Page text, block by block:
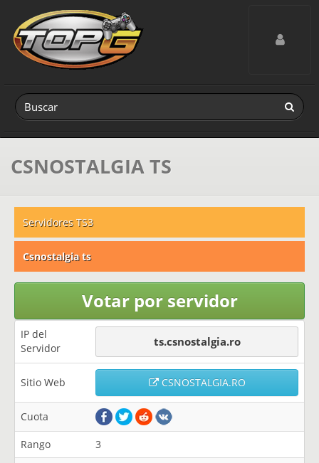
Toggle
CSNOSTALGIA TS
Servidores TS3
Csnostalgia ts
Votar por servidor
IP del
Servidor
ts.csnostalgia.ro
Sitio Web CSNOSTALGIA.RO
Cuota
Rango
3